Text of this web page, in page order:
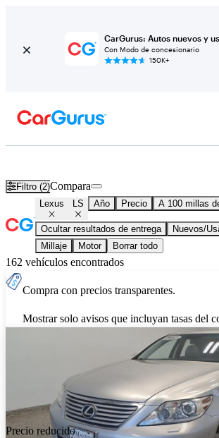
CarGurus: Autos nuevos y
Con Modo de concesionario
150K+
Filtro (2)Compara
Lexus LS Año Precio A 100 millas
Ocultar resultados de entrega
Nuevos/
Millaje
Motor Borrar todo
162 vehículos encontrados
Compra con precios transparentes.
Mostrar solo avisos que incluyan tasas del
Precio reducido